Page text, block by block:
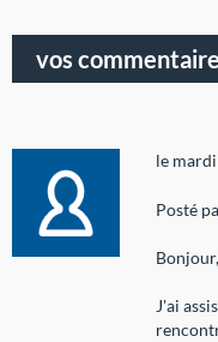
vos
le
Posté
Bonjour,
J'ai